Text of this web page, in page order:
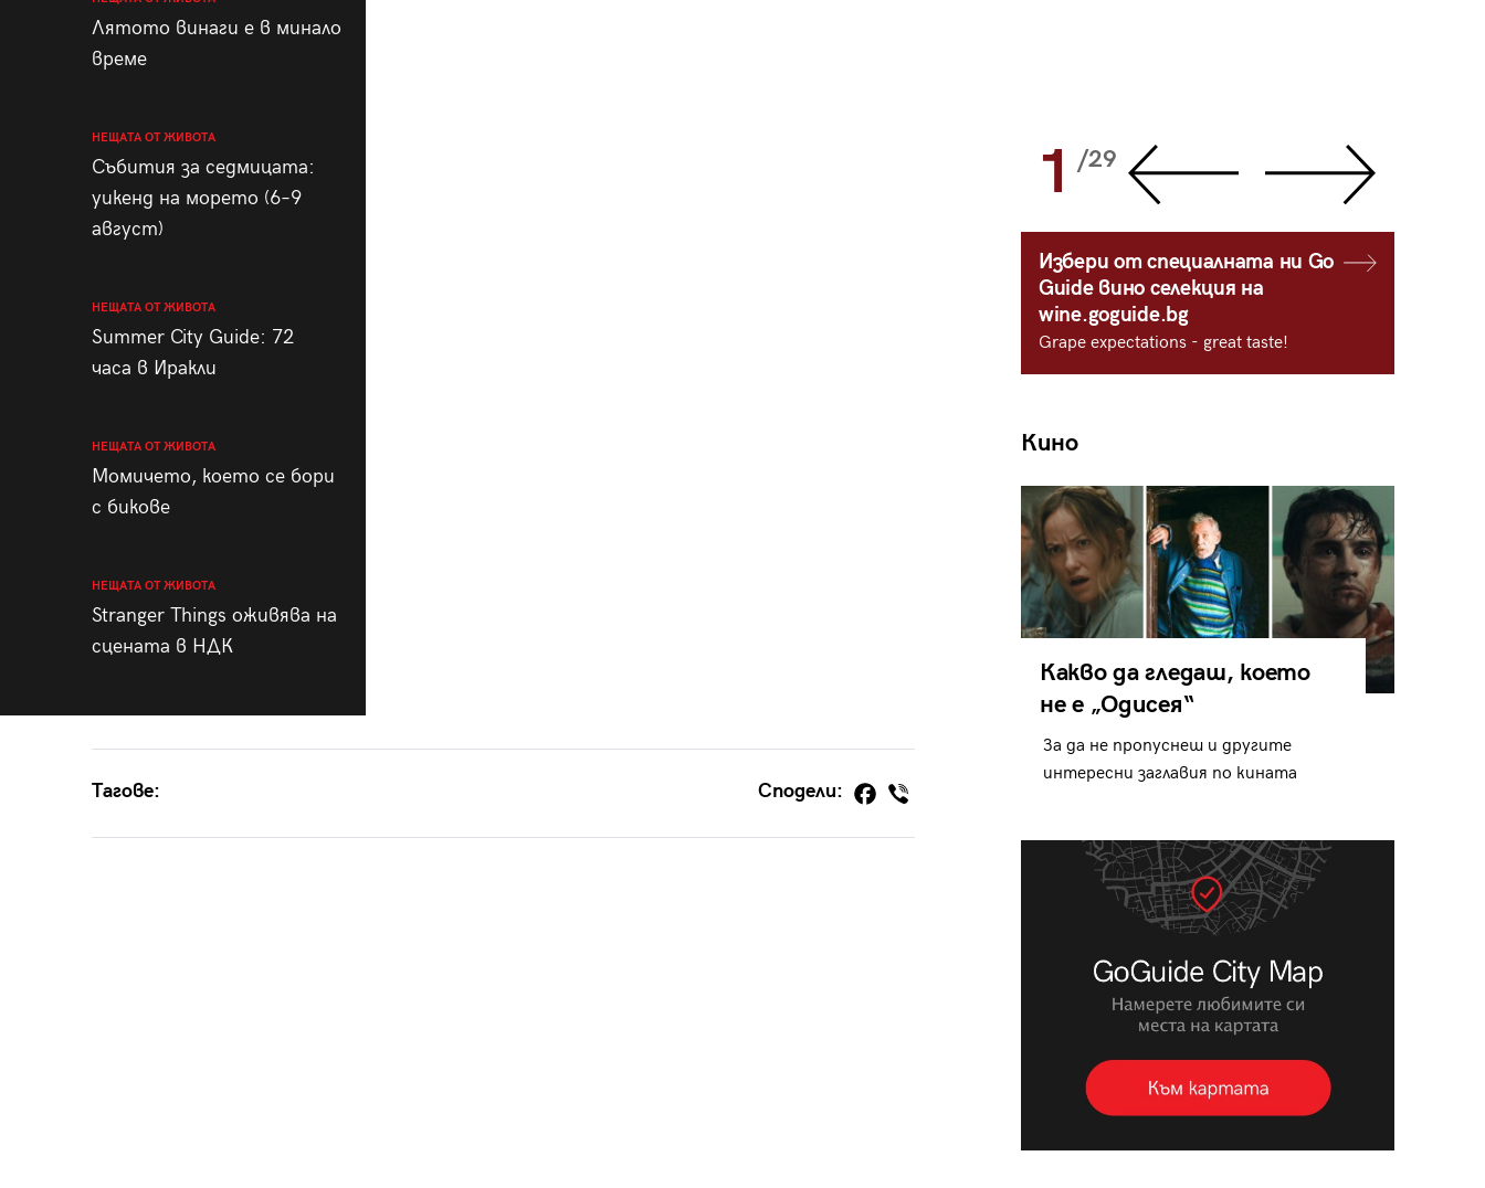
Лятото винаги е в минало
време
НЕЩАТА ОТ ЖИВОТА
Събития за седмицата:
уикенд на морето (6–9
август)
НЕЩАТА ОТ ЖИВОТА
Summer City Guide: 72
часа в Иракли
НЕЩАТА ОТ ЖИВОТА
Момичето, което се бори
с бикове
НЕЩАТА ОТ ЖИВОТА
Stranger Things оживява на
сцената в НДК
Тагове: Сподели:
28 1 /29
Избери от специалната ни Go
Guide вино селекция на
wine.goguide.bg
Grape expectations - great taste!
Кино
Какво да гледаш, което
не е „Одисея“
За да не пропуснеш и другите
интересни заглавия по кината